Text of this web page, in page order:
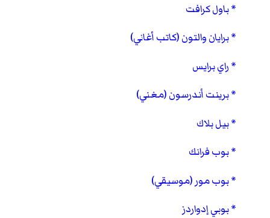
باول كرافت
برايان والتون (كاتب أغاني)
راي برايس
برينت أندرسون (مغني)
بيل بلاك
بوب فرانك
بوب مور (موسيقي)
بوبي إدواردز